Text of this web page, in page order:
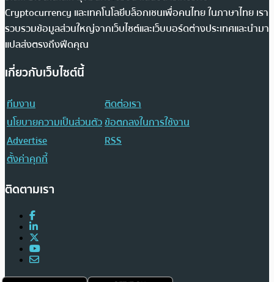
Cryptocurrency และเทคโนโลยีบล็อกเชนเพื่อคนไทย ในภาษาไทย เรา
รวบรวมข้อมูลส่วนใหญ่จากเว็บไซต์และเว็บบอร์ดต่างประเทศและนำมา
แปลส่งตรงถึงฟีดคุณ
เกี่ยวกับเว็บไซต์นี้
ทีมงาน
ติดต่อเรา
นโยบายความเป็นส่วนตัวข้อตกลงในการใช้งาน
Advertise
RSS
ตั้งค่าคุกกี้
ติดตามเรา